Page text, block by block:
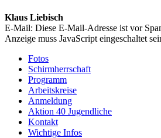
Klaus Liebisch
E-Mail: Diese E-Mail-Adresse ist vor
Anzeige muss JavaScript eingeschaltet
Fotos
Schirmherrschaft
Programm
Arbeitskreise
Anmeldung
Aktion 40 Jugendliche
Kontakt
Wichtige Infos